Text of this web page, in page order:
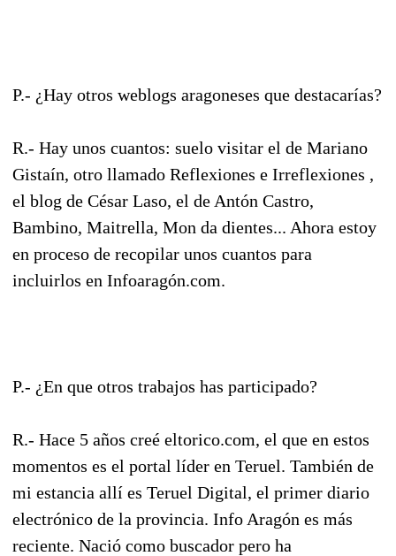
P.- ¿Hay otros weblogs aragoneses que destacarías?
R.- Hay unos cuantos: suelo visitar el de Mariano
Gistaín, otro llamado Reflexiones e Irreflexiones ,
el blog de César Laso, el de Antón Castro,
Bambino, Maitrella, Mon da dientes... Ahora estoy
en proceso de recopilar unos cuantos para
incluirlos en Infoaragón.com.
P.- ¿En que otros trabajos has participado?
R.- Hace 5 años creé eltorico.com, el que en estos
momentos es el portal líder en Teruel. También de
mi estancia allí es Teruel Digital, el primer diario
electrónico de la provincia. Info Aragón es más
reciente. Nació como buscador pero ha